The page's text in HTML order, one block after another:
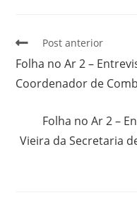
Post anterior
Folha no Ar 2 –
Coordenador de
Folha no Ar 2 –
Vieira da Secretaria